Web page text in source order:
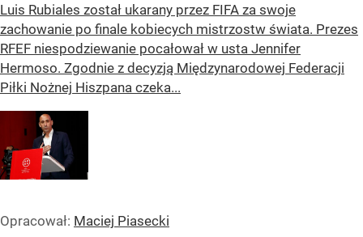
Luis Rubiales został ukarany przez FIFA za swoje
zachowanie po finale kobiecych mistrzostw świata. Prezes
RFEF niespodziewanie pocałował w usta Jennifer
Hermoso. Zgodnie z decyzją Międzynarodowej Federacji
Piłki Nożnej Hiszpana czeka...
Opracował: Maciej Piasecki